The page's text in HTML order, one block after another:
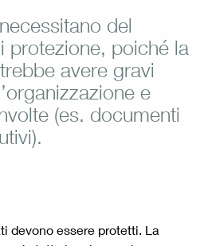
del
protezione, poiché la
avere gravi
e
(es. documenti
devono essere protetti. La